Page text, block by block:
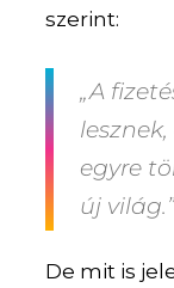
szerint:
„A
egyre
új
De mit is